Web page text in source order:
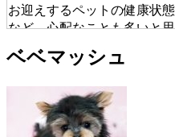
お迎えするペットの健康状
など、心配なことも多いと
は、獣医師による健康診断
ダーが販売・購入に当たっ
も安心してお迎えいただけ
購入をお考えの際は、是非
ベベマッシュ